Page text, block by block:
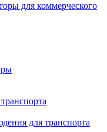
для коммерческого
для транспорта